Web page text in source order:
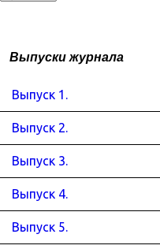
Выпуски журнала
Выпуск 1.
Выпуск 2.
Выпуск 3.
Выпуск 4.
Выпуск 5.